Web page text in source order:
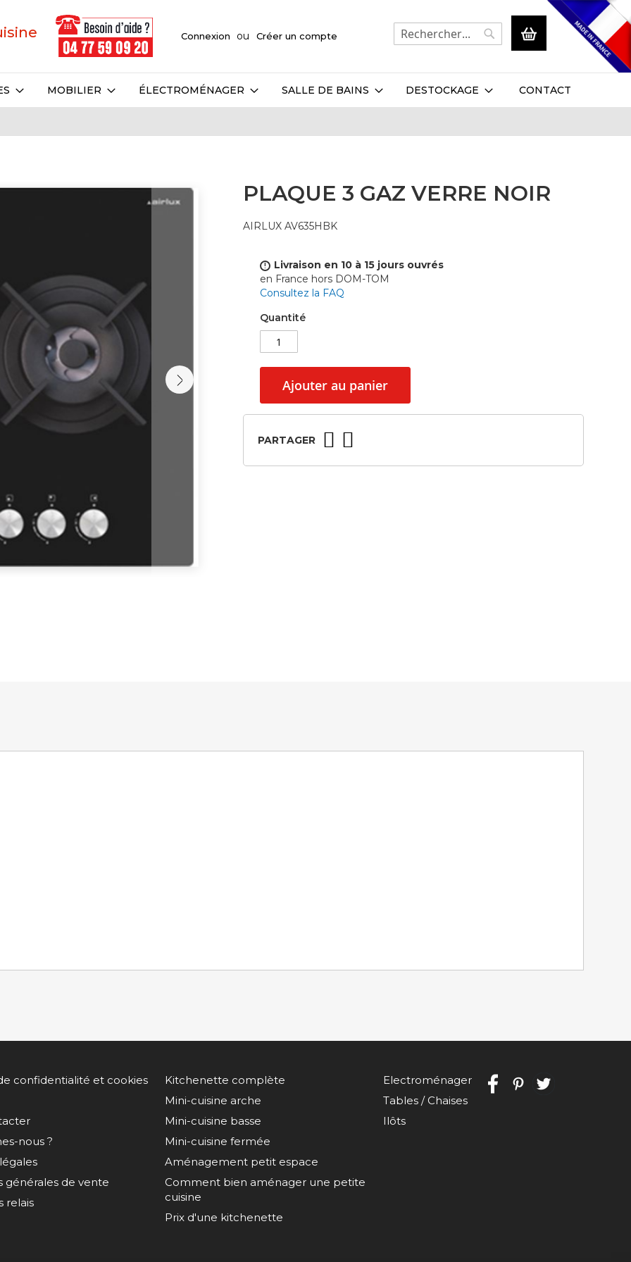
Connexion Créer un compte
Mon panier
Rechercher
Rechercher
MOBILIER ÉLECTROMÉNAGER SALLE DE BAINS DESTOCKAGE CONTACT
PLAQUE 3 GAZ VERRE NOIR
AIRLUX AV635HBK
!
Livraison en 10 à 15 jours ouvrés
en France hors DOM-TOM
Consultez la FAQ
Quantité
Ajouter au panier
PARTAGER
confidentialité et cookies
nous ?
générales de vente
relais
Kitchenette complète
Mini-cuisine arche
Mini-cuisine basse
Mini-cuisine fermée
Aménagement petit espace
Comment bien aménager une petite
cuisine
Prix d'une kitchenette
Electroménager
Tables / Chaises
Ilôts